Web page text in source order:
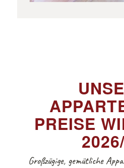
PREISE
Großzügige, gemütliche